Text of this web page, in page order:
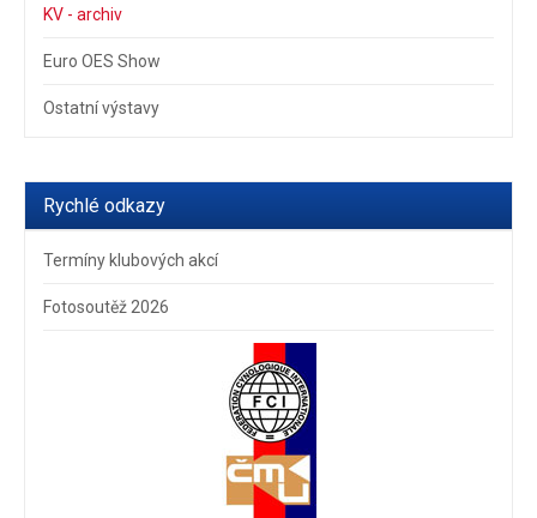
KV - archiv
Euro OES Show
Ostatní výstavy
Rychlé odkazy
Termíny klubových akcí
Fotosoutěž 2026